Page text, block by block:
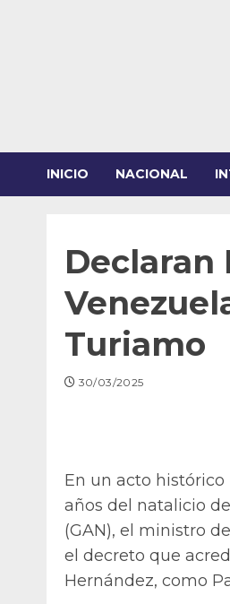
INICIO NACIONAL
Declaran
Turiamo
30/03/2025
En un acto
años del natalicio
(GAN), el ministro
el decreto que
Hernández, como